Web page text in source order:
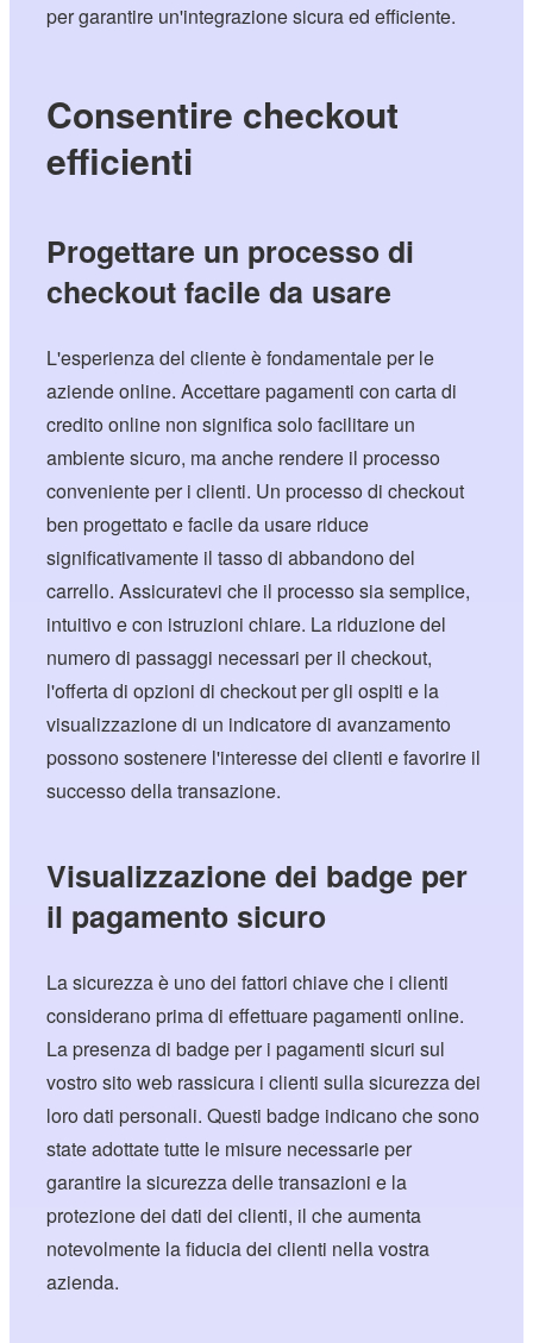
per garantire un'integrazione sicura ed efficiente.
Consentire checkout
efficienti
Progettare un processo di
checkout facile da usare
L'esperienza del cliente è fondamentale per le
aziende online. Accettare pagamenti con carta di
credito online non significa solo facilitare un
ambiente sicuro, ma anche rendere il processo
conveniente per i clienti. Un processo di checkout
ben progettato e facile da usare riduce
significativamente il tasso di abbandono del
carrello. Assicuratevi che il processo sia semplice,
intuitivo e con istruzioni chiare. La riduzione del
numero di passaggi necessari per il checkout,
l'offerta di opzioni di checkout per gli ospiti e la
visualizzazione di un indicatore di avanzamento
possono sostenere l'interesse dei clienti e favorire il
successo della transazione.
Visualizzazione dei badge per
il pagamento sicuro
La sicurezza è uno dei fattori chiave che i clienti
considerano prima di effettuare pagamenti online.
La presenza di badge per i pagamenti sicuri sul
vostro sito web rassicura i clienti sulla sicurezza dei
loro dati personali. Questi badge indicano che sono
state adottate tutte le misure necessarie per
garantire la sicurezza delle transazioni e la
protezione dei dati dei clienti, il che aumenta
notevolmente la fiducia dei clienti nella vostra
azienda.